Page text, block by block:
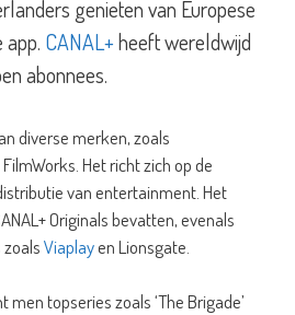
genieten van Europese
CANAL+heeft wereldwijd
abonnees.
diverse merken, zoals
FilmWorks. Het richt zich op de
van entertainment. Het
Originals bevatten, evenals
Viaplayen Lionsgate.
topseries zoals ‘The Brigade’